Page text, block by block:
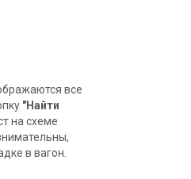
все
"Найти
на схеме
в вагон.